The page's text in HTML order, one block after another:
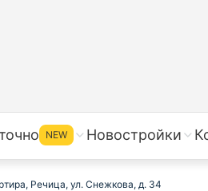
NEW Новостройки
Речица, ул. Снежкова, д. 34